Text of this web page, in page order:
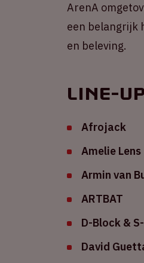
ArenA
een belangrijk
en beleving.
Line-up
Afrojack
Amelie Lens
Armin van
ARTBAT
D-Block &
David